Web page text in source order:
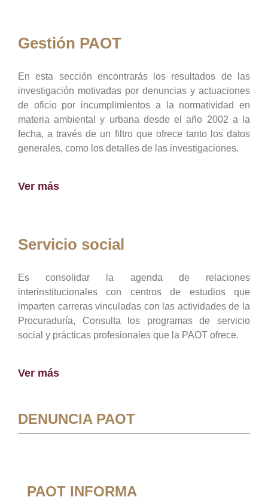
Gestión PAOT
En esta sección encontrarás los resultados de las
investigación motivadas por denuncias y actuaciones
de oficio por incumplimientos a la normatividad en
materia ambiental y urbana desde el año 2002 a la
fecha, a través de un filtro que ofrece tanto los datos
generales, como los detalles de las investigaciones.
Ver más
Servicio social
Es consolidar la agenda de relaciones
interinstitucionales con centros de estudios que
imparten carreras vinculadas con las actividades de la
Procuraduría, Consulta los programas de servicio
social y prácticas profesionales que la PAOT ofrece.
Ver más
DENUNCIA PAOT
PAOT INFORMA